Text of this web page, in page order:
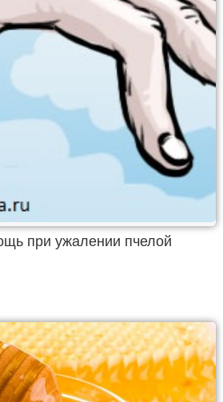
при ужалении пчелой